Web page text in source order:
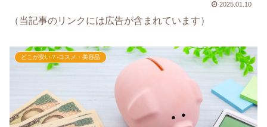
2025.01.10
（当記事のリンクには広告が含まれています）
どこが安い？-コスメ・美容品